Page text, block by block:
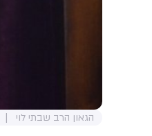
הגאון הרב שבתי לוי